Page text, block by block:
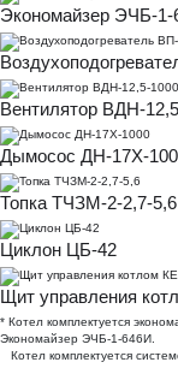
Экономайзер ЭЧБ-1-
Вентилятор ВДН-
Дымосос ДН-17Х-
Топка ТЧЗМ-2-2,7-5,6
Циклон ЦБ-42
Щит управления
* Котел комплектуется
Экономайзер ЭЧБ-1-646И.
Котел комплектуется